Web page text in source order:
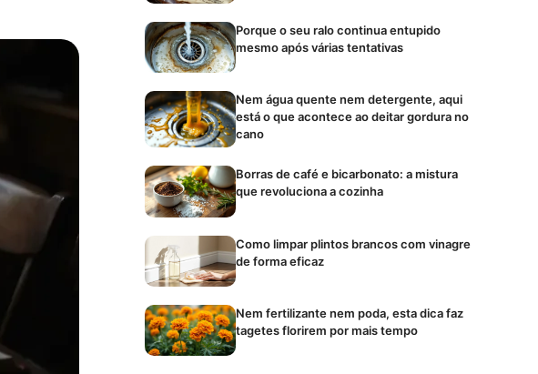
Porque o seu ralo continua entupido
mesmo após várias tentativas
Nem água quente nem detergente, aqui
está o que acontece ao deitar gordura no
cano
Borras de café e bicarbonato: a mistura
que revoluciona a cozinha
Como limpar plintos brancos com vinagre
de forma eficaz
Nem fertilizante nem poda, esta dica faz
tagetes florirem por mais tempo